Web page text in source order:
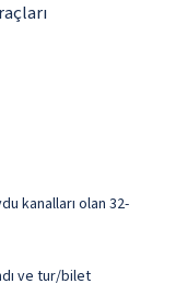
kanalları olan 32-
ve tur/bilet